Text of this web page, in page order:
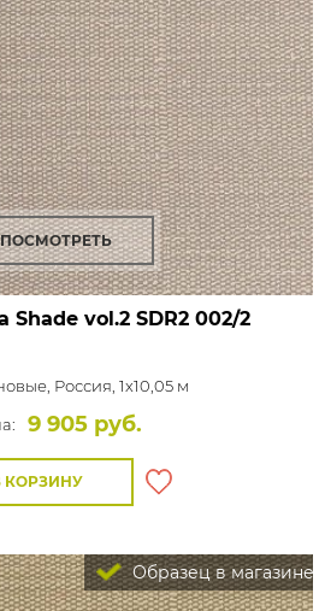
ПОСМОТРЕТЬ
Shade vol.2SDR2 002/2
Россия, 1x10,05 м
9 905 руб.
КОРЗИНУ
Образец в магазине